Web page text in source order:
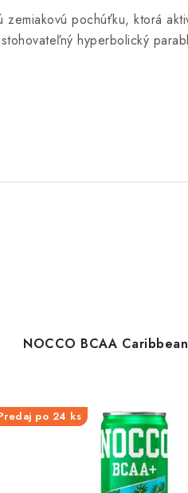
pochúťku, ktorá
hyperbolický
NOCCO BCAA
po 24 ks